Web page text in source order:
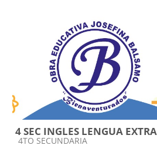
4 SEC INGLES LENGUA
Categoría de cursos
4TO SECUNDARIA